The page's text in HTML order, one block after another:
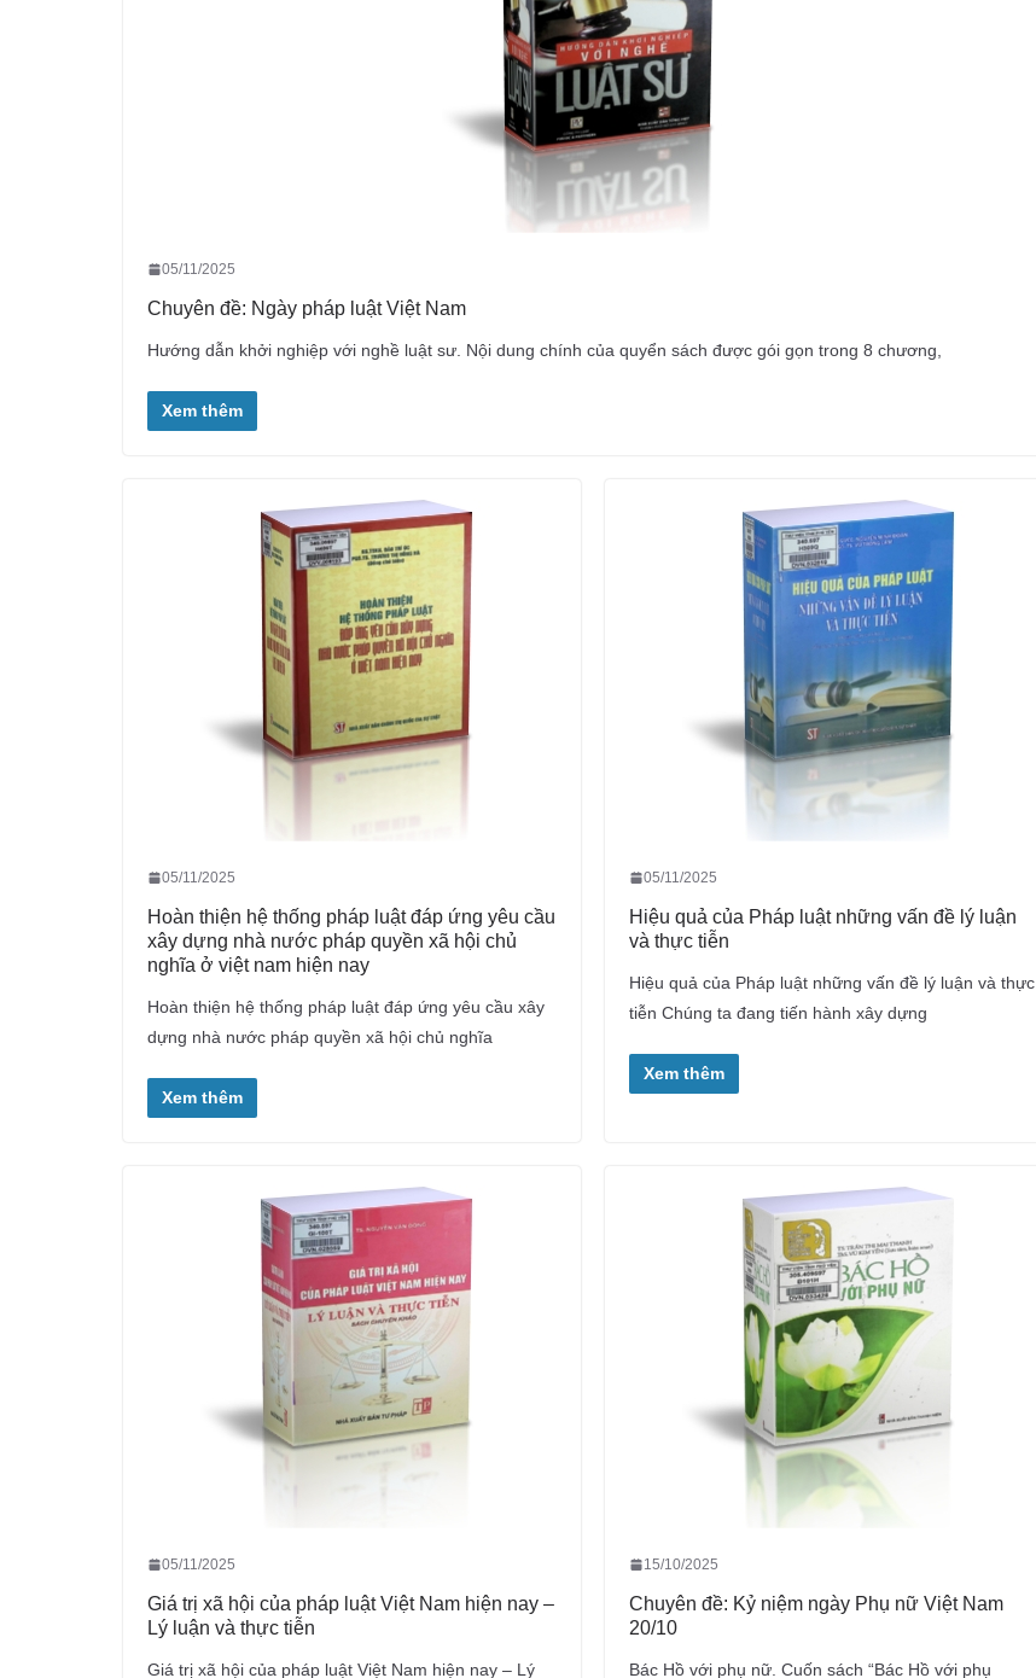
05/11/2025
Chuyên đề: Ngày pháp luật Việt Nam
Hướng dẫn khởi nghiệp với nghề luật sư. Nội dung chính của quyển sách được gói gọn trong 8 chương,
Xem thêm
05/11/2025
Hoàn thiện hệ thống pháp luật đáp ứng yêu cầu
xây dựng nhà nước pháp quyền xã hội chủ
nghĩa ở việt nam hiện nay
Hoàn thiện hệ thống pháp luật đáp ứng yêu cầu xây
dựng nhà nước pháp quyền xã hội chủ nghĩa
Xem thêm
05/11/2025
Hiệu quả của Pháp luật những vấn đề lý luận
và thực tiễn
Hiệu quả của Pháp luật những vấn đề lý luận và thực
tiễn Chúng ta đang tiến hành xây dựng
Xem thêm
05/11/2025
Giá trị xã hội của pháp luật Việt Nam hiện nay –
Lý luận và thực tiễn
Giá trị xã hội của pháp luật Việt Nam hiện nay – Lý
15/10/2025
Chuyên đề: Kỷ niệm ngày Phụ nữ Việt Nam
20/10
Bác Hồ với phụ nữ. Cuốn sách “Bác Hồ với phụ